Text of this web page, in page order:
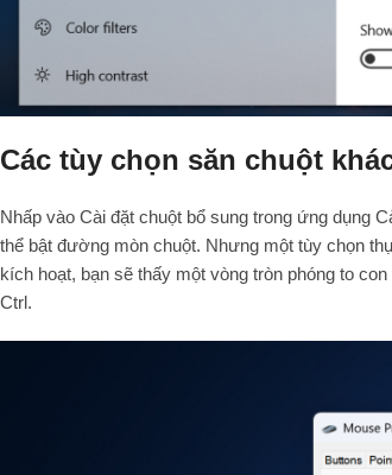
Các tùy chọn săn chuột
Nhấp vào Cài đặt chuột bổ sung trong ứng dụng
thể bật đường mòn chuột. Nhưng một tùy chọn
kích hoạt, bạn sẽ thấy một vòng tròn phóng to
Ctrl.